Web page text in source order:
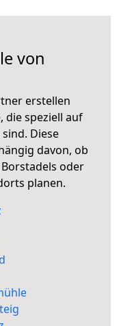
von
erstellen
die speziell auf
Diese
davon, ob
oder
planen.